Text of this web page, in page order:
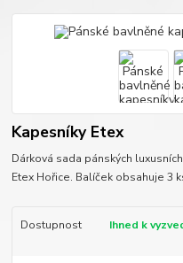
Kapesníky Etex
Dárková sada pánských
Etex Hořice. Balíček obsahuje 3
Dostupnost Ihned k